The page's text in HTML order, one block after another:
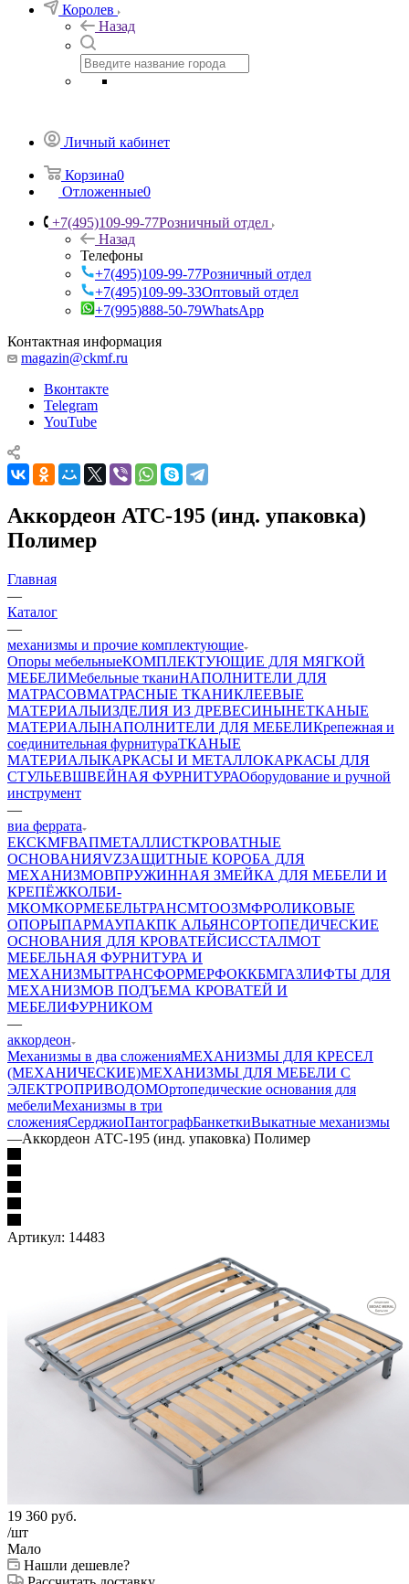
Королев
Назад
Личный кабинет
Корзина0
Отложенные0
+7(495)109-99-77Розничный отдел
Назад
Телефоны
+7(495)109-99-77Розничный отдел
+7(495)109-99-33Оптовый отдел
+7(995)888-50-79WhatsApp
Контактная информация
magazin@ckmf.ru
Вконтакте
Telegram
YouTube
Аккордеон АТС-195 (инд. упаковка)
Полимер
Главная
—
Каталог
—
механизмы и прочие комплектующие
Опоры мебельныеКОМПЛЕКТУЮЩИЕ ДЛЯ МЯГКОЙ
МЕБЕЛИМебельные тканиНАПОЛНИТЕЛИ ДЛЯ
МАТРАСОВМАТРАСНЫЕ ТКАНИКЛЕЕВЫЕ
МАТЕРИАЛЫИЗДЕЛИЯ ИЗ ДРЕВЕСИНЫНЕТКАНЫЕ
МАТЕРИАЛЫНАПОЛНИТЕЛИ ДЛЯ МЕБЕЛИКрепежная и
соединительная фурнитураТКАНЫЕ
МАТЕРИАЛЫКАРКАСЫ И МЕТАЛЛОКАРКАСЫ ДЛЯ
СТУЛЬЕВШВЕЙНАЯ ФУРНИТУРАОборудование и ручной
инструмент
—
виа феррата
ЕКCKMFВАПМЕТАЛЛИСТКРОВАТНЫЕ
ОСНОВАНИЯVZЗАЩИТНЫЕ КОРОБА ДЛЯ
МЕХАНИЗМОВПРУЖИННАЯ ЗМЕЙКА ДЛЯ МЕБЕЛИ И
КРЕПЁЖКОЛБИ-
МКОМКОРМЕБЕЛЬТРАНСMTOОЗМФРОЛИКОВЫЕ
ОПОРЫПАРМАУПАКПК АЛЬЯНСОРТОПЕДИЧЕСКИЕ
ОСНОВАНИЯ ДЛЯ КРОВАТЕЙСИССТАЛМОТ
МЕБЕЛЬНАЯ ФУРНИТУРА И
МЕХАНИЗМЫТРАНСФОРМЕРФОККБМГАЗЛИФТЫ ДЛЯ
МЕХАНИЗМОВ ПОДЪЕМА КРОВАТЕЙ И
МЕБЕЛИФУРНИКОМ
—
аккордеон
Механизмы в два сложенияМЕХАНИЗМЫ ДЛЯ КРЕСЕЛ
(МЕХАНИЧЕСКИЕ)МЕХАНИЗМЫ ДЛЯ МЕБЕЛИ С
ЭЛЕКТРОПРИВОДОМОртопедические основания для
мебелиМеханизмы в три
сложенияСерджиоПантографБанкеткиВыкатные механизмы
—Аккордеон АТС-195 (инд. упаковка) Полимер
Артикул: 14483
19 360 руб.
/шт
Мало
Нашли дешевле?